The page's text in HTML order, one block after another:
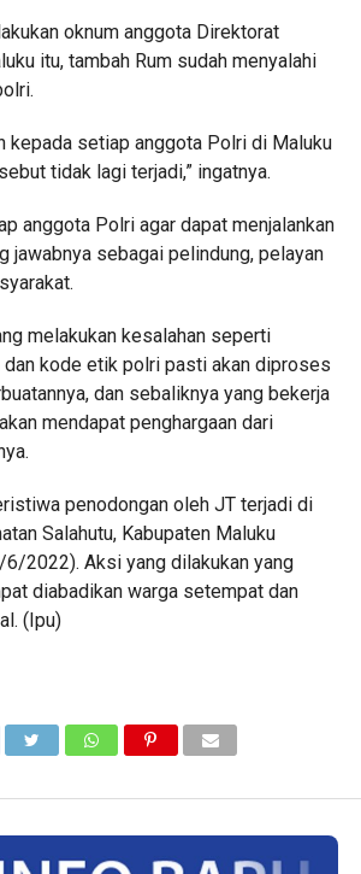
oknum anggota Direktorat
itu, tambah Rum sudah menyalahi
kepada setiap anggota Polri di Maluku
tidak lagi terjadi,” ingatnya.
anggota Polri agar dapat menjalankan
jawabnya sebagai pelindung, pelayan
melakukan kesalahan seperti
kode etik polri pasti akan diproses
dan sebaliknya yang bekerja
mendapat penghargaan dari
penodongan oleh JT terjadi di
Salahutu, Kabupaten Maluku
6/2022). Aksi yang dilakukan yang
diabadikan warga setempat dan
(Ipu)